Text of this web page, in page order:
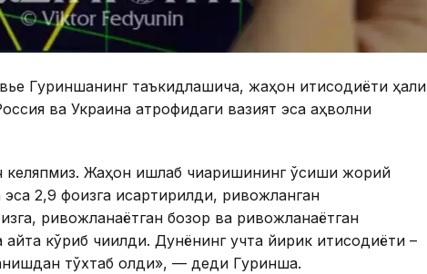
Гуриншанинг таъкидлашича, жаҳон иқтисодиёти ҳали
ва Украина атрофидаги вазият эса аҳволни
келяпмиз. Жаҳон ишлаб чиқаришининг ўсиши жорий
2,9 фоизга қисқартирилди, ривожланган
ривожланаётган бозор ва ривожланаётган
кўриб чиқилди. Дунёнинг учта йирик иқтисодиёти –
тўхтаб қолди», — деди Гуринша.